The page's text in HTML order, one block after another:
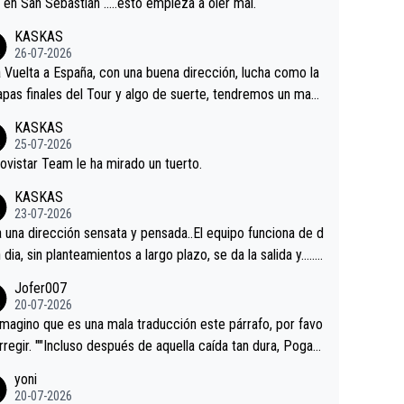
KASKAS
26-07-2026
Vuelta a España, con una buena dirección, lucha como la
finales del Tour y algo de suerte, tendremos un magn
KASKAS
25-07-2026
Team le ha mirado un tuerto.
KASKAS
23-07-2026
una dirección sensata y pensada..El equipo funciona de d
dia, sin planteamientos a largo plazo, se da la salida y…..v
Velez etc etc.Me da pena vivir estos momentos t
sin victorias.
Jofer007
20-07-2026
que es una mala traducción este párrafo, por favo
""Incluso después de aquella caída tan dura, Pogac
pegado a su rueda. Parecía increíble la forma
yoni
20-07-2026